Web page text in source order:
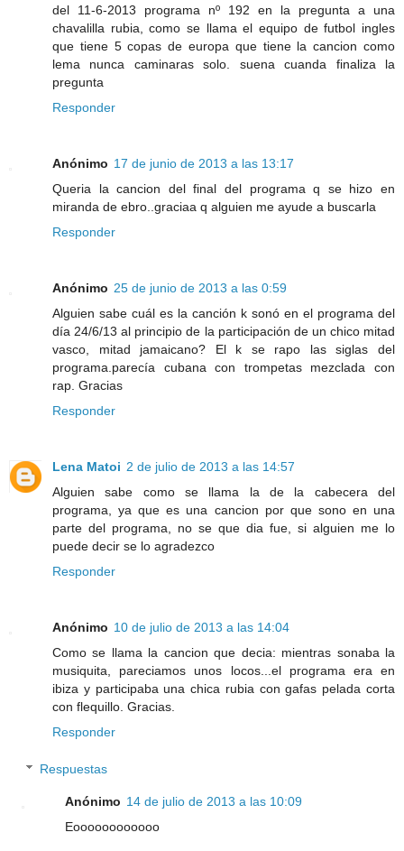
del 11-6-2013 programa nº 192 en la pregunta a una
chavalilla rubia, como se llama el equipo de futbol ingles
que tiene 5 copas de europa que tiene la cancion como
lema nunca caminaras solo. suena cuanda finaliza la
pregunta
Responder
Anónimo 17 de junio de 2013 a las 13:17
Queria la cancion del final del programa q se hizo en
miranda de ebro..graciaa q alguien me ayude a buscarla
Responder
Anónimo 25 de junio de 2013 a las 0:59
Alguien sabe cuál es la canción k sonó en el programa del
día 24/6/13 al principio de la participación de un chico mitad
vasco, mitad jamaicano? El k se rapo las siglas del
programa.parecía cubana con trompetas mezclada con
rap. Gracias
Responder
Lena Matoi 2 de julio de 2013 a las 14:57
Alguien sabe como se llama la de la cabecera del
programa, ya que es una cancion por que sono en una
parte del programa, no se que dia fue, si alguien me lo
puede decir se lo agradezco
Responder
Anónimo 10 de julio de 2013 a las 14:04
Como se llama la cancion que decia: mientras sonaba la
musiquita, pareciamos unos locos...el programa era en
ibiza y participaba una chica rubia con gafas pelada corta
con flequillo. Gracias.
Responder
Respuestas
Anónimo 14 de julio de 2013 a las 10:09
Eoooooooooooo